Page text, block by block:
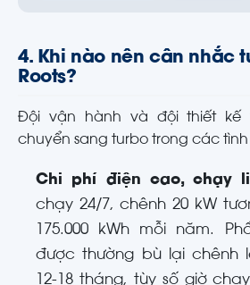
4. Khi nào nên cân nhắc
Roots?
Đội vận hành và đội thiết kế
chuyển sang turbo trong các tình
Chi phí điện cao, chạy
chạy 24/7, chênh 20 kW
175.000 kWh mỗi năm.
được thường bù lại chênh
12-18 tháng, tùy số giờ